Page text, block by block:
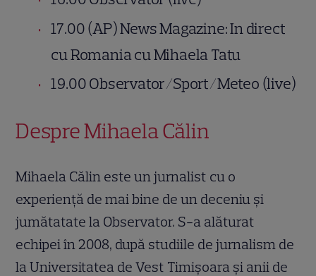
17.00 (AP) News Magazine: In direct
cu Romania cu Mihaela Tatu
19.00 Observator/Sport/Meteo (live)
Despre Mihaela Călin
Mihaela Călin este un jurnalist cu o
experiență de mai bine de un deceniu și
jumătatate la Observator. S-a alăturat
echipei în 2008, după studiile de jurnalism de
la Universitatea de Vest Timişoara şi anii de